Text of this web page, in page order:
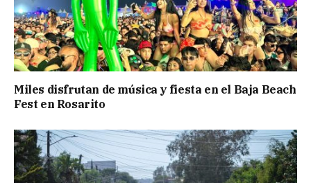
Miles disfrutan de música y fiesta en el Baja Beach
Fest en Rosarito